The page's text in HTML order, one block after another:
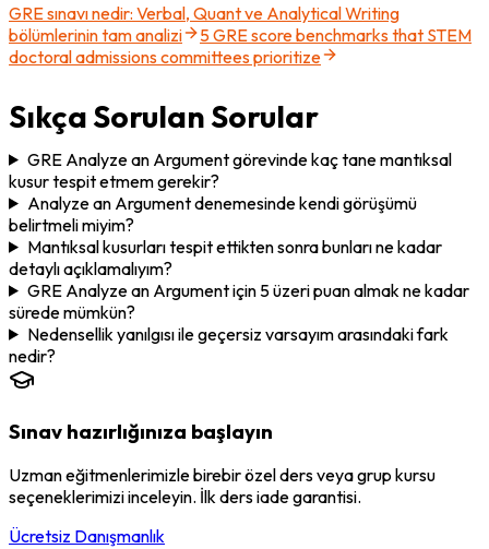
GRE sınavı nedir: Verbal, Quant ve Analytical Writing
bölümlerinin tam analizi
5 GRE score benchmarks that STEM
doctoral admissions committees prioritize
Sıkça Sorulan Sorular
GRE Analyze an Argument görevinde kaç tane mantıksal
kusur tespit etmem gerekir?
Analyze an Argument denemesinde kendi görüşümü
belirtmeli miyim?
Mantıksal kusurları tespit ettikten sonra bunları ne kadar
detaylı açıklamalıyım?
GRE Analyze an Argument için 5 üzeri puan almak ne kadar
sürede mümkün?
Nedensellik yanılgısı ile geçersiz varsayım arasındaki fark
nedir?
Sınav hazırlığınıza başlayın
Uzman eğitmenlerimizle birebir özel ders veya grup kursu
seçeneklerimizi inceleyin. İlk ders iade garantisi.
Ücretsiz Danışmanlık